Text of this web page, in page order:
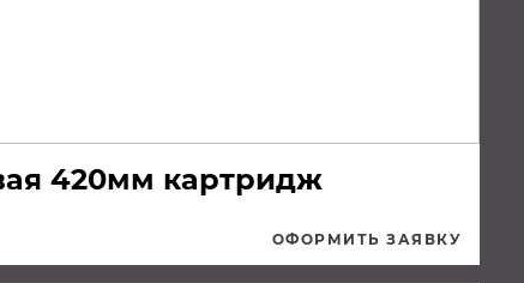
420мм картридж
ОФОРМИТЬ ЗАЯВКУ